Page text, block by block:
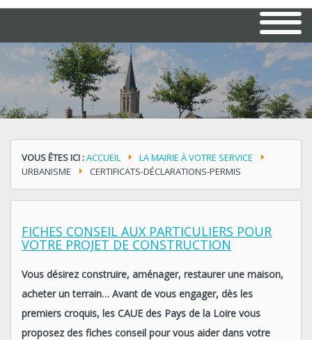
VOUS ÊTES ICI :ACCUEIL
LA MAIRIE À VOTRE SERVICE
URBANISME
CERTIFICATS-DÉCLARATIONS-PERMIS
FICHES CONSEIL AUX PARTICULIERS POUR
VOTRE PROJET DE CONSTRUCTION
Vous désirez construire, aménager, restaurer une maison,
acheter un terrain… Avant de vous engager, dès les
premiers croquis, les CAUE des Pays de la Loire vous
proposez des fiches conseil pour vous aider dans votre